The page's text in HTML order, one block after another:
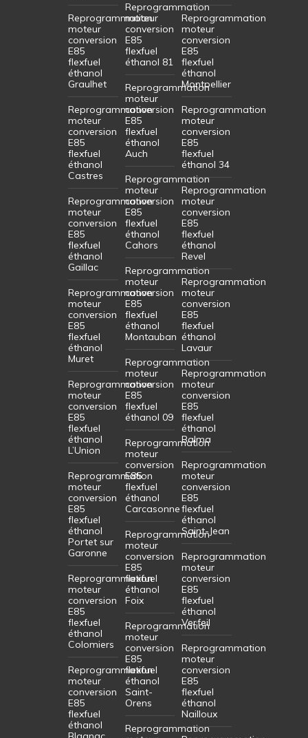
Reprogrammation
moteur
conversion
E85
flexfuel
éthanol
Graulhet
Reprogrammation
moteur
conversion
E85
flexfuel
éthanol
Castres
Reprogrammation
moteur
conversion
E85
flexfuel
éthanol
Gaillac
Reprogrammation
moteur
conversion
E85
flexfuel
éthanol
Muret
Reprogrammation
moteur
conversion
E85
flexfuel
éthanol
L’Union
Reprogrammation
moteur
conversion
E85
flexfuel
éthanol
Portet sur
Garonne
Reprogrammation
moteur
conversion
E85
flexfuel
éthanol
Colomiers
Reprogrammation
moteur
conversion
E85
flexfuel
éthanol
Reprogrammation
moteur
conversion
E85
flexfuel
éthanol 81
Reprogrammation
moteur
conversion
E85
flexfuel
éthanol
Auch
Reprogrammation
moteur
conversion
E85
flexfuel
éthanol
Cahors
Reprogrammation
moteur
conversion
E85
flexfuel
éthanol
Montauban
Reprogrammation
moteur
conversion
E85
flexfuel
éthanol 09
Reprogrammation
moteur
conversion
E85
flexfuel
éthanol
Carcasonne
Reprogrammation
moteur
conversion
E85
flexfuel
éthanol
Foix
Reprogrammation
moteur
conversion
E85
flexfuel
éthanol
Saint-
Orens
Reprogrammation
Reprogrammation
moteur
conversion
E85
flexfuel
éthanol
Montpellier
Reprogrammation
moteur
conversion
E85
flexfuel
éthanol 34
Reprogrammation
moteur
conversion
E85
flexfuel
éthanol
Revel
Reprogrammation
moteur
conversion
E85
flexfuel
éthanol
Lavaur
Reprogrammation
moteur
conversion
E85
flexfuel
éthanol
Balma
Reprogrammation
moteur
conversion
E85
flexfuel
éthanol
Saint-Jean
Reprogrammation
moteur
conversion
E85
flexfuel
éthanol
Verfeil
Reprogrammation
moteur
conversion
E85
flexfuel
éthanol
Nailloux